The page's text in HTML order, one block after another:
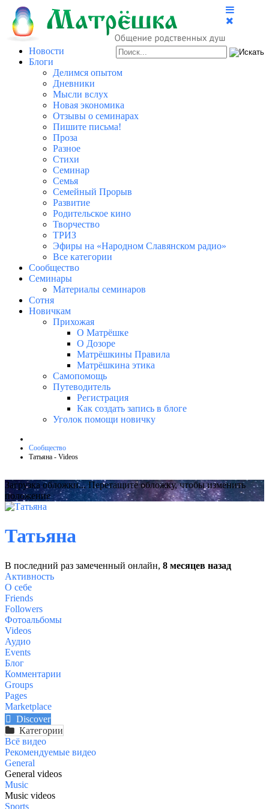
Новости
Блоги
Делимся опытом
Дневники
Мысли вслух
Новая экономика
Отзывы о семинарах
Пишите письма!
Проза
Разное
Стихи
Семинар
Семья
Семейный Прорыв
Развитие
Родительское кино
Творчество
ТРИЗ
Эфиры на «Народном Славянском радио»
Все категории
Сообщество
Семинары
Материалы семинаров
Сотня
Новичкам
Прихожая
О Матрёшке
О Дозоре
Матрёшкины Правила
Матрёшкина этика
Самопомощь
Путеводитель
Регистрация
Как создать запись в блоге
Уголок помощи новичку
Сообщество
Татьяна - Videos
Загрузка обложки... Перетащите обложку, чтобы изменить
положение
Татьяна
В последний раз замеченный онлайн, 8 месяцев назад
Активность
О себе
Friends
Followers
Фотоальбомы
Videos
Аудио
Events
Блог
Комментарии
Groups
Pages
Marketplace
Discover
Категории
Всё видео
Рекомендуемые видео
General
General videos
Music
Music videos
Sports